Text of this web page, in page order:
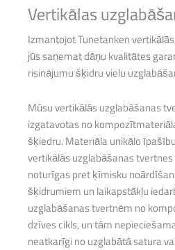
Vertikālas
Izmantojot Tunetanken
jūs saņemat dāņu kvalitātes
risinājumu šķidru vielu
Mūsu vertikālās uzglabāšanas
izgatavotas no
šķiedru. Materiāla unikālo
vertikālās uzglabāšanas
noturīgas pret ķīmisku
šķidrumiem un laikapstākļu
uzglabāšanas tvertnēm no
dzīves cikls, un tām
neatkarīgi no uzglabātā satura